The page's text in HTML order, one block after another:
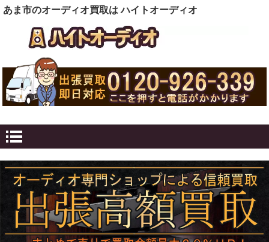
あま市のオーディオ買取は ハイトオーディオ